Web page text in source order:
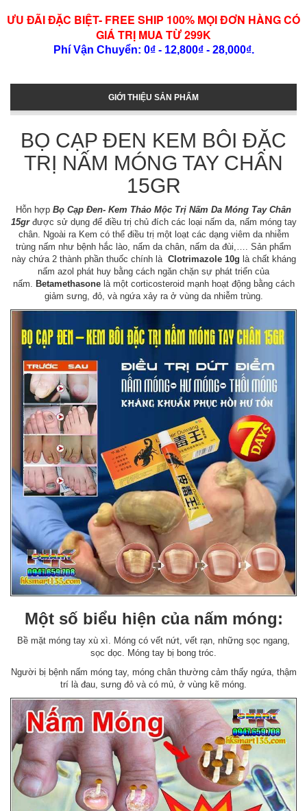
ƯU ĐÃI ĐẶC BIỆT- FREE SHIP 100% MỌI ĐƠN HÀNG CÓ
GIÁ TRỊ MUA TỪ 299K
Phí Vận Chuyển: 0₫ - 12,800₫ - 28,000₫.
GIỚI THIỆU SẢN PHẨM
BỌ CẠP ĐEN KEM BÔI ĐẶC
TRỊ NẤM MÓNG TAY CHÂN
15GR
Hỗn hợp Bọ Cạp Đen- Kem Thảo Mộc Trị Nấm Da Móng Tay Chân
15grđược sử dụng để điều trị chủ đích các loại nấm da, nấm móng tay
chân. Ngoài ra Kem có thể điều trị một loạt các dạng viêm da nhiễm
trùng nấm như bệnh hắc lào, nấm da chân, nấm da đùi,…. Sản phẩm
này chứa 2 thành phần thuốc chính là Clotrimazole 10g là chất kháng
nấm azol phát huy bằng cách ngăn chặn sự phát triển của
nấm. Betamethasonelà một corticosteroid mạnh hoạt động bằng cách
giảm sưng, đỏ, và ngứa xảy ra ở vùng da nhiễm trùng.
Một số biểu hiện của nấm móng:
Bề mặt móng tay xù xì. Móng có vết nứt, vết rạn, những sọc ngang,
sọc dọc. Móng tay bị bong tróc.
Người bị bệnh nấm móng tay, móng chân thường cảm thấy ngứa, thậm
trí là đau, sưng đỏ và có mủ, ở vùng kẽ móng.